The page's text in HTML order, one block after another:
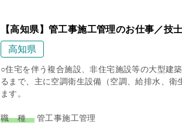
【高知県】管工事施工管理のお仕事／技
高知県
○住宅を伴う複合施設、非住宅施設等の大型建
るまで、主に空調衛生設備（空調、給排水、
ます。
職 種管工事施工管理